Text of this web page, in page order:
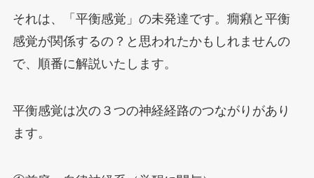
それは、「平衡感覚」の未発達です。癇癪と平衡
感覚が関係するの？と思われたかもしれませんの
で、順番に解説いたします。
平衡感覚は次の３つの神経経路のつながりがあり
ます。